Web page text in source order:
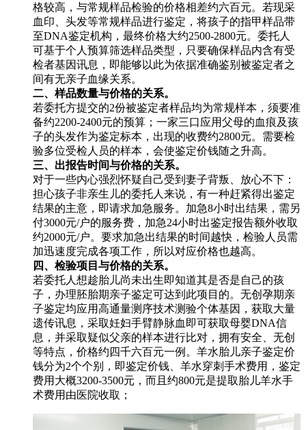
格较高，与常规样品检验的价格相差约六百元。若现采
血印、头发等常规样品进行鉴定，将孩子的指甲样品带
至DNA鉴定机构，最终价格大约2500-2800元。委托人
可基于个人预算筛选样品类型，只要确保样品内含有受
检者基因讯息，即能够以此为依据准确鉴别被鉴定者之
间有无亲子血缘关系。
二、样品数量与价格的关系。
若委托方提交的2份被鉴定者样品均为常规样本，须要准
备约2200-2400元的预算；一家三口应用父母的血痕及孩
子的头发作为鉴定标本，出现的收费约2800元。需要检
验多位受检人员的样本，会使鉴定价钱随之升高。
三、出报告时间与价格的关系。
对于一些内心强烈怀疑自己受到妻子背叛、放心不下：
担心孩子非亲生儿的委托人来说，有一种赶紧得出鉴定
结果的主意，即请求加急服务。加急8小时出结果，需另
付3000元/户的服务费，加急24小时出鉴定报告额外收取
约2000元/户。要求加急出结果的时间越快，检验人员需
加迅速度完成各项工作，所以对应价格也越高。
四、检验项目与价格的关系。
若委托人想趁胎儿尚未出生即知道其是否是自己的孩
子，办理胚胎期亲子鉴定可达到此项目的。无创孕期亲
子鉴定均应用高通量测序技术测验个体基因，获取大量
遗传讯息，采取妊妇手臂静脉血即可获取母婴DNA信
息，并采取疑似父亲的样本进行比对，拥有安全、无创
等特点，价格约四千六百元一例。羊水胎儿亲子鉴定价
钱分为2个个别，即鉴定价钱、羊水穿刺手术费用，鉴定
费用大概3200-3500元，而且约800元是提取胎儿羊水手
术费用由医院收取；